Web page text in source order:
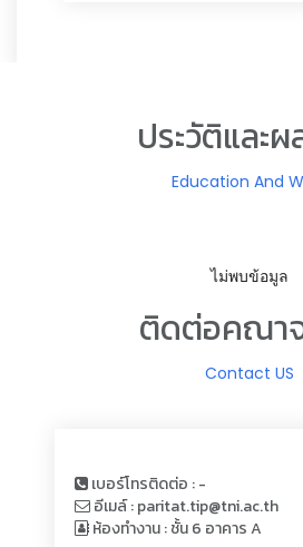
ประวัติและ
Education And
ไม่พบข้อมูล
ติดต่อคณา
Contact US
เบอร์โทรติดต่อ : -
อีเมล์ : paritat.tip@tni.ac.th
ห้องทำงาน : ชั้น 6 อาคาร A